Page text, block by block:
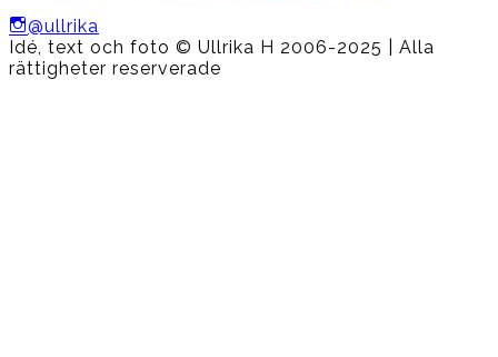
@ullrika
Idé, text och foto © Ullrika H 2006-2025 | Alla
rättigheter reserverade